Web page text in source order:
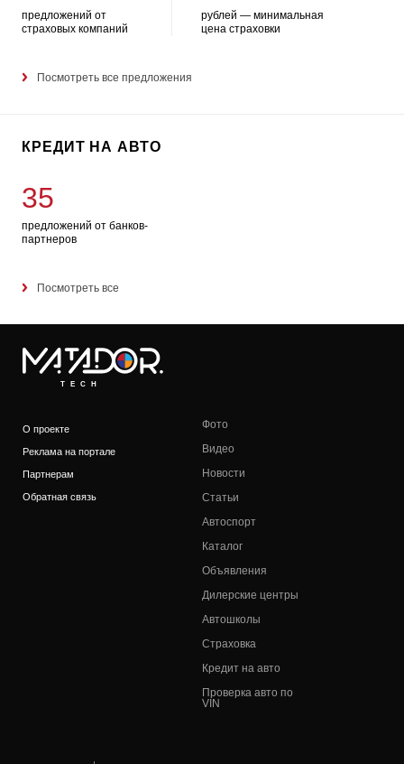
предложений от
страховых компаний
рублей — минимальная
цена страховки
Посмотреть все предложения
КРЕДИТ НА АВТО
35
предложений от банков-
партнеров
Посмотреть все
TECH
О проекте
Реклама на портале
Партнерам
Обратная связь
Фото
Видео
Новости
Статьи
Автоспорт
Каталог
Объявления
Дилерские центры
Автошколы
Страховка
Кредит на авто
Проверка авто по
VIN